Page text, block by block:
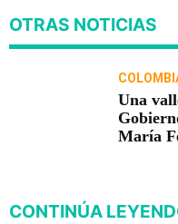
OTRAS NOTICIAS
Una
María
CONTINÚA